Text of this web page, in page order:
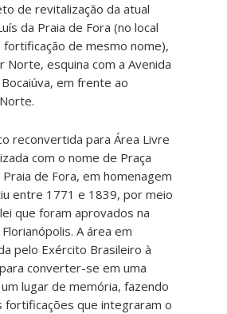
de revitalização da atual
da Praia de Fora (no local
de mesmo nome),
Norte, esquina com a Avenida
em frente ao
reconvertida para Área Livre
com o nome de Praça
de Fora, em homenagem
entre 1771 e 1839, por meio
que foram aprovados na
A área em
pelo Exército Brasileiro à
converter-se em uma
lugar de memória, fazendo
fortificações que integraram o